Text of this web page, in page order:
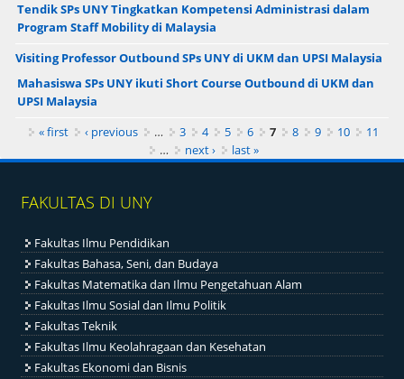
Tendik SPs UNY Tingkatkan Kompetensi Administrasi dalam
Program Staff Mobility di Malaysia
Visiting Professor Outbound SPs UNY di UKM dan UPSI Malaysia
Mahasiswa SPs UNY ikuti Short Course Outbound di UKM dan
UPSI Malaysia
Pages
« first ‹ previous … 3 4 5 6 7 8 9 10
11
…
next › last »
FAKULTAS DI UNY
Fakultas Ilmu Pendidikan
Fakultas Bahasa, Seni, dan Budaya
Fakultas Matematika dan Ilmu Pengetahuan Alam
Fakultas Ilmu Sosial dan Ilmu Politik
Fakultas Teknik
Fakultas Ilmu Keolahragaan dan Kesehatan
Fakultas Ekonomi dan Bisnis